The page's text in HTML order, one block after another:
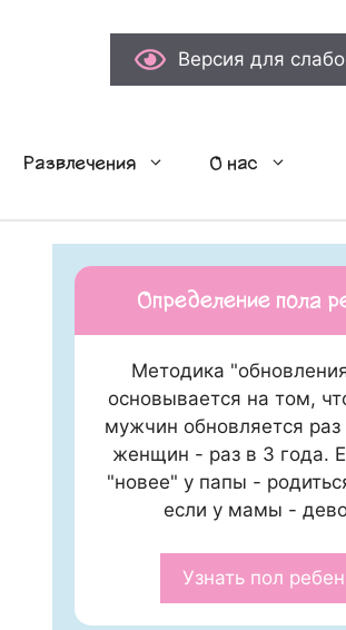
Версия для
Развлечения О нас
Определение пола
Методика
основывается на том,
мужчин обновляется раз
женщин - раз в 3 года.
"новее" у папы -
если у мамы -
Узнать пол